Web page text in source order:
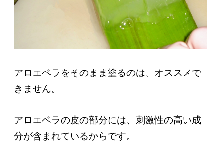
アロエベラをそのまま塗るのは、オススメで
きません。
アロエベラの皮の部分には、刺激性の高い成
分が含まれているからです。